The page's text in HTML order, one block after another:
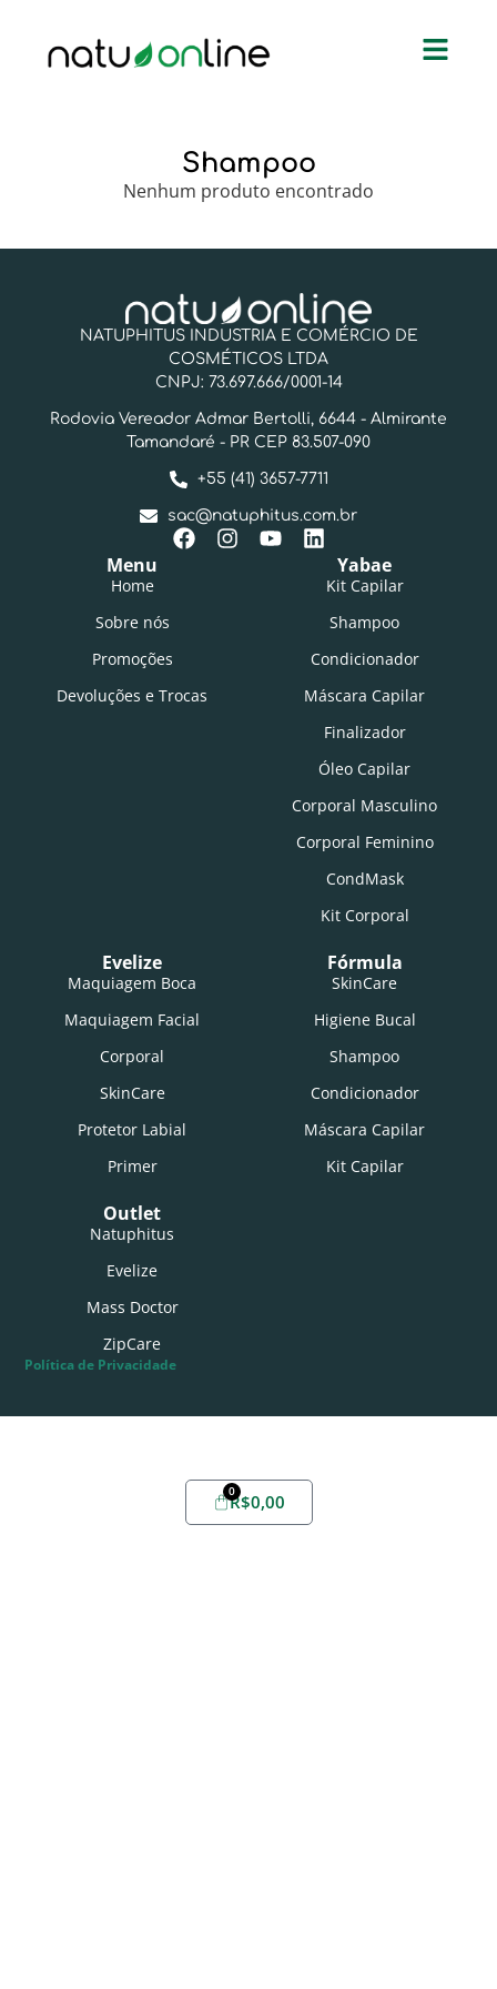
Shampoo
Nenhum produto encontrado
NATUPHITUS INDUSTRIA E COMÉRCIO DE
COSMÉTICOS LTDA
CNPJ: 73.697.666/0001-14
Rodovia Vereador Admar Bertolli, 6644 - Almirante
Tamandaré - PR CEP 83.507-090
+55 (41) 3657-7711
sac@natuphitus.com.br
Menu
Home
Sobre nós
Promoções
Devoluções e Trocas
Yabae
Kit Capilar
Shampoo
Condicionador
Máscara Capilar
Finalizador
Óleo Capilar
Corporal Masculino
Corporal Feminino
CondMask
Kit Corporal
Evelize
Maquiagem Boca
Maquiagem Facial
Corporal
SkinCare
Protetor Labial
Primer
Fórmula
SkinCare
Higiene Bucal
Shampoo
Condicionador
Máscara Capilar
Kit Capilar
Outlet
Natuphitus
Evelize
Mass Doctor
ZipCare
Política de Privacidade
R$0,00
0